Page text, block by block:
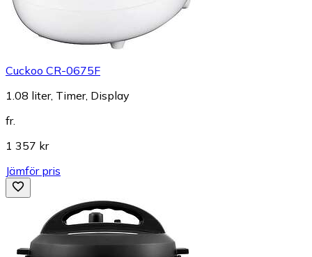
Cuckoo CR-0675F
1.08 liter, Timer, Display
fr.
1 357 kr
Jämför pris